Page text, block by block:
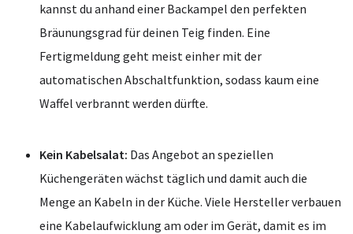
kannst du anhand einer Backampel den perfekten
Bräunungsgrad für deinen Teig finden. Eine
Fertigmeldung geht meist einher mit der
automatischen Abschaltfunktion, sodass kaum eine
Waffel verbrannt werden dürfte.
Kein Kabelsalat: Das Angebot an speziellen
Küchengeräten wächst täglich und damit auch die
Menge an Kabeln in der Küche. Viele Hersteller verbauen
eine Kabelaufwicklung am oder im Gerät, damit es im